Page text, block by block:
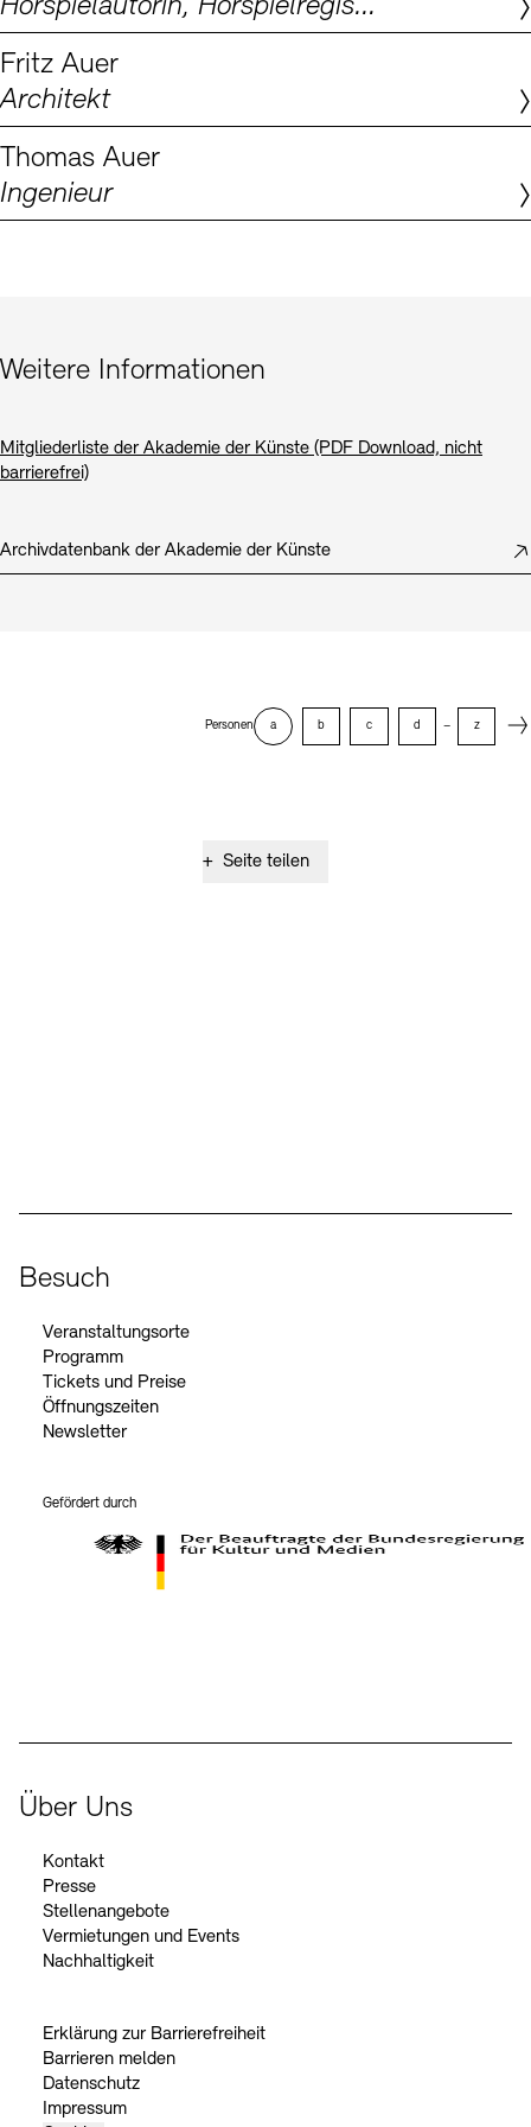
Nachhaltigkeit
Digitale Sammlungen Exil-Archive
Hörspielautorin, Hörspielregisseurin, Dramaturgin
Fritz Auer
Architekt
Thomas Auer
Ingenieur
Weitere Informationen
Mitgliederliste der Akademie der Künste (PDF Download, nicht
barrierefrei)
Archivdatenbank der Akademie der Künste
Personen a b c d – z
+ Seite teilen
Besuch
Veranstaltungsorte
Programm
Tickets und Preise
Öffnungszeiten
Newsletter
Gefördert durch
Über Uns
Kontakt
Presse
Stellenangebote
Vermietungen und Events
Nachhaltigkeit
Erklärung zur Barrierefreiheit
Barrieren melden
Datenschutz
Impressum